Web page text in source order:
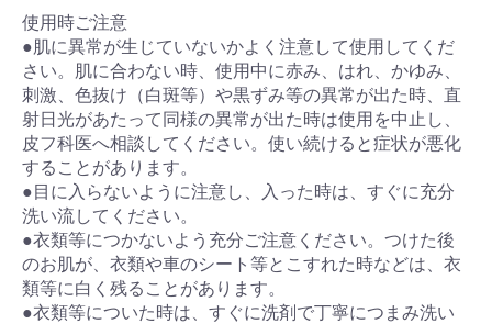
使用時ご注意
●肌に異常が生じていないかよく注意して使用してくだ
さい。肌に合わない時、使用中に赤み、はれ、かゆみ、
刺激、色抜け（白斑等）や黒ずみ等の異常が出た時、直
射日光があたって同様の異常が出た時は使用を中止し、
皮フ科医へ相談してください。使い続けると症状が悪化
することがあります。
●目に入らないように注意し、入った時は、すぐに充分
洗い流してください。
●衣類等につかないよう充分ご注意ください。つけた後
のお肌が、衣類や車のシート等とこすれた時などは、衣
類等に白く残ることがあります。
●衣類等についた時は、すぐに洗剤で丁寧につまみ洗い